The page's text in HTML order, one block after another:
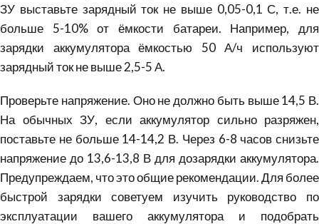
ЗУ выставьте зарядный ток не выше 0,05-0,1 С, т.е. не
больше 5-10% от ёмкости батареи. Например, для
зарядки аккумулятора ёмкостью 50 А/ч используют
зарядный ток не выше 2,5-5 А.
Проверьте напряжение. Оно не должно быть выше 14,5 В.
На обычных ЗУ, если аккумулятор сильно разряжен,
поставьте не больше 14-14,2 В. Через 6-8 часов снизьте
напряжение до 13,6-13,8 В для дозарядки аккумулятора.
Предупреждаем, что это общие рекомендации. Для более
быстрой зарядки советуем изучить руководство по
эксплуатации вашего аккумулятора и подобрать